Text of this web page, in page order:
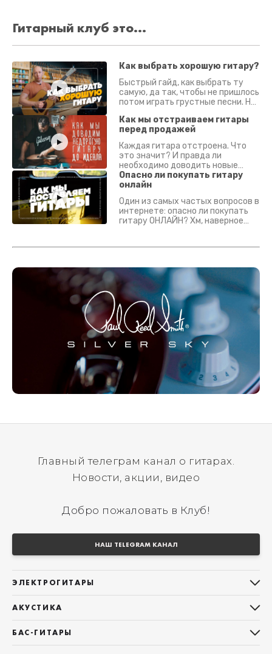
Гитарный клуб это...
Как выбрать хорошую гитару?
Быстрый гайд, как выбрать ту
самую, да так, чтобы не пришлось
потом играть грустные песни. На
Как мы отстраиваем гитары
перед продажей
Каждая гитара отстроена. Что
это значит? И правда ли
необходимо доводить новые
гитары? Если кратко - да.
Подробно - в видео :)
Опасно ли покупать гитару
онлайн
Один из самых частых вопросов в
интернете: опасно ли покупать
гитару ОНЛАЙН? Хм, наверное
застрахован. Случись что -
Главный телеграм канал о гитарах.
Новости, акции, видео
Добро пожаловать в Клуб!
НАШ TELEGRAM КАНАЛ
ЭЛЕКТРОГИТАРЫ
Telecaster
Les Paul
АКУСТИКА
БАС-ГИТАРЫ